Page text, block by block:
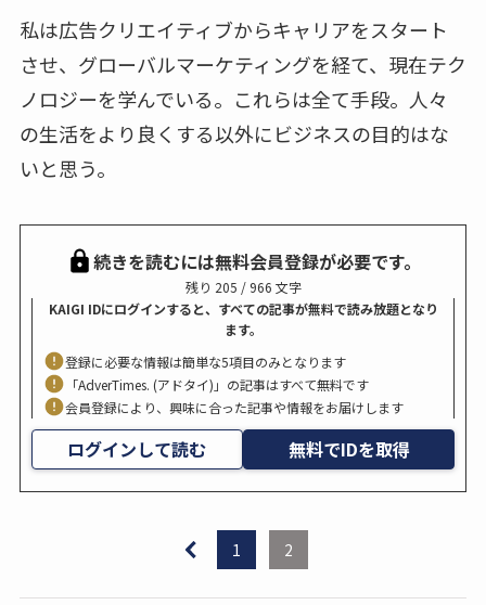
私は広告クリエイティブからキャリアをスタート
させ、グローバルマーケティングを経て、現在テク
ノロジーを学んでいる。これらは全て手段。人々
の生活をより良くする以外にビジネスの目的はな
いと思う。
続きを読むには無料会員登録が必要です。
残り 205 / 966 文字
KAIGI IDにログインすると、すべての記事が無料で読み放題となり
ます。
登録に必要な情報は簡単な5項目のみとなります
「AdverTimes. (アドタイ)」の記事はすべて無料です
会員登録により、興味に合った記事や情報をお届けします
ログインして読む 無料でIDを取得
1 2